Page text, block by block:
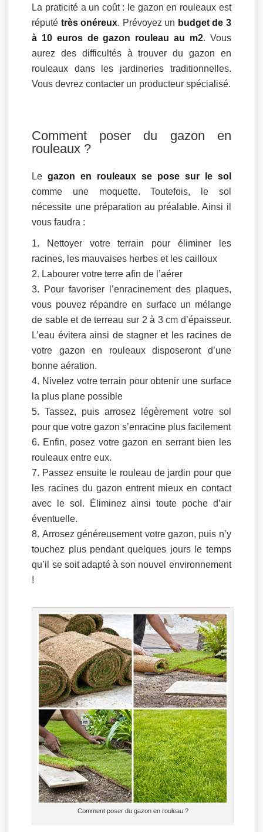
La praticité a un coût : le gazon en rouleaux est
réputé très onéreux. Prévoyez un budget de 3
à 10 euros de gazon rouleau au m2. Vous
aurez des difficultés à trouver du gazon en
rouleaux dans les jardineries traditionnelles.
Vous devrez contacter un producteur spécialisé.
Comment poser du gazon en
rouleaux ?
Legazon en rouleaux se pose sur le sol
comme une moquette. Toutefois, le sol
nécessite une préparation au préalable. Ainsi il
vous faudra :
Nettoyer votre terrain pour éliminer les
racines, les mauvaises herbes et les cailloux
Labourer votre terre afin de l’aérer
Pour favoriser l’enracinement des plaques,
vous pouvez répandre en surface un mélange
de sable et de terreau sur 2 à 3 cm d’épaisseur.
L’eau évitera ainsi de stagner et les racines de
votre gazon en rouleaux disposeront d’une
bonne aération.
Nivelez votre terrain pour obtenir une surface
la plus plane possible
Tassez, puis arrosez légèrement votre sol
pour que votre gazon s’enracine plus facilement
Enfin, posez votre gazon en serrant bien les
rouleaux entre eux.
Passez ensuite le rouleau de jardin pour que
les racines du gazon entrent mieux en contact
avec le sol. Éliminez ainsi toute poche d’air
éventuelle.
Arrosez généreusement votre gazon, puis n’y
touchez plus pendant quelques jours le temps
qu’il se soit adapté à son nouvel environnement
!
Comment poser du gazon en rouleau ?